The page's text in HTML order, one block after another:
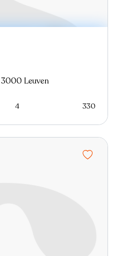
Leuven
4 330